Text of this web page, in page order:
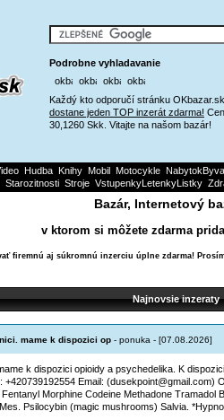
Podrobne vyhladavanie
Každý kto odporučí stránku
dostane jeden TOP inzerát zdarma!
30,1260 Skk. Vitajte na našom bazár!
Hudba Knihy Mobil Motocykle
Starozitnosti Stroje VstupenkyLetenkyListky
Bazár, Internetový
v ktorom si môžete zdarma
firemnú aj súkromnú inzerciu úplne zdarma!
Najnovsie inzeraty
mame k dispozici op - ponuka - [07.08.2026]
k dispozici opioidy a psychedelika. K
+420739192554 Email: (dusekpoint@gmail.com)
Morphine Codeine Methadone Tramadol
Psilocybin (magic mushrooms) Salvia.